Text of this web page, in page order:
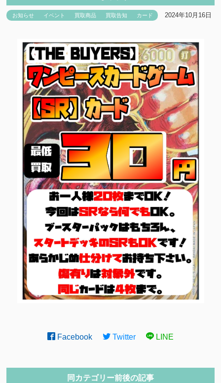
お知らせ イベント 買取商品 買取告知 カード 2024年10月16日
Facebook Twitter LINE
同カテゴリー前後の記事